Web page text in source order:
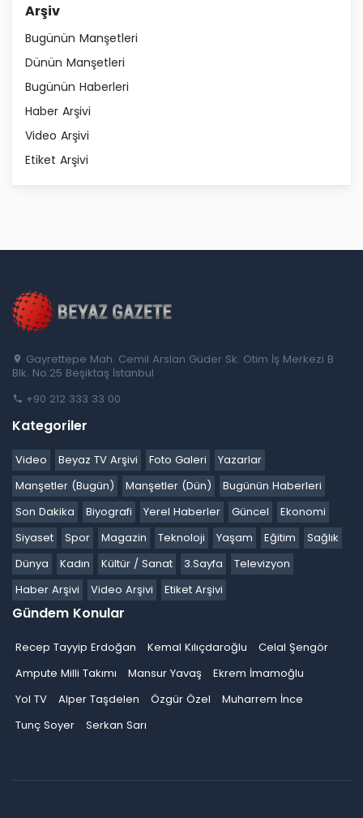
Arşiv
Bugünün Manşetleri
Dünün Manşetleri
Bugünün Haberleri
Haber Arşivi
Video Arşivi
Etiket Arşivi
Gayrettepe Mah. Cemil Arslan Güder Sk. Otim İş Merkezi B
Blk. No:25 Beşiktaş İstanbul
+90 212 333 33 00
Kategoriler
Video Beyaz TV Arşivi Foto Galeri
Yazarlar
Manşetler (Bugün)
Manşetler (Dün)
Bugünün Haberleri
Son Dakika
Biyografi Yerel Haberler Güncel
Ekonomi
Siyaset
Spor Magazin Teknoloji Yaşam Eğitim
Sağlık
Dünya
Kadın Kültür / Sanat 3.Sayfa
Televizyon
Haber Arşivi
Video Arşivi Etiket Arşivi
Gündem Konular
Recep Tayyip Erdoğan Kemal Kılıçdaroğlu
Celal Şengör
Ampute Milli Takımı
Mansur Yavaş
Ekrem İmamoğlu
Yol TV
Alper Taşdelen Özgür Özel
Muharrem İnce
Tunç Soyer
Serkan Sarı